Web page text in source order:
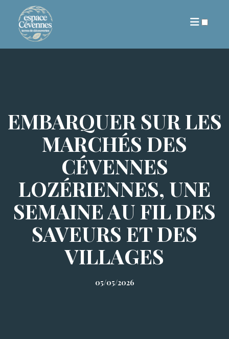
EMBARQUER SUR LES
MARCHÉS DES
CÉVENNES
LOZÉRIENNES, UNE
SEMAINE AU FIL DES
SAVEURS ET DES
VILLAGES
05/05/2026